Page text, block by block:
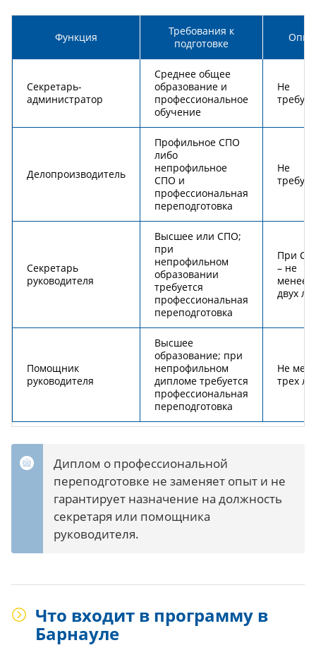
Функция
Требования к
подготовке
Опыт
Секретарь-
администратор
Среднее общее
образование и
профессиональное
обучение
Не
Делопроизводитель
Профильное СПО
либо
непрофильное
СПО и
профессиональная
переподготовка
Не
Секретарь
руководителя
Высшее или СПО;
при
непрофильном
образовании
требуется
профессиональная
переподготовка
При
– не
менее
двух
Помощник
руководителя
Высшее
образование; при
непрофильном
дипломе требуется
профессиональная
переподготовка
Не
трех
Диплом о профессиональной
переподготовке не заменяет опыт и не
гарантирует назначение на должность
секретаря или помощника
руководителя.
Что входит в программу в
Барнауле